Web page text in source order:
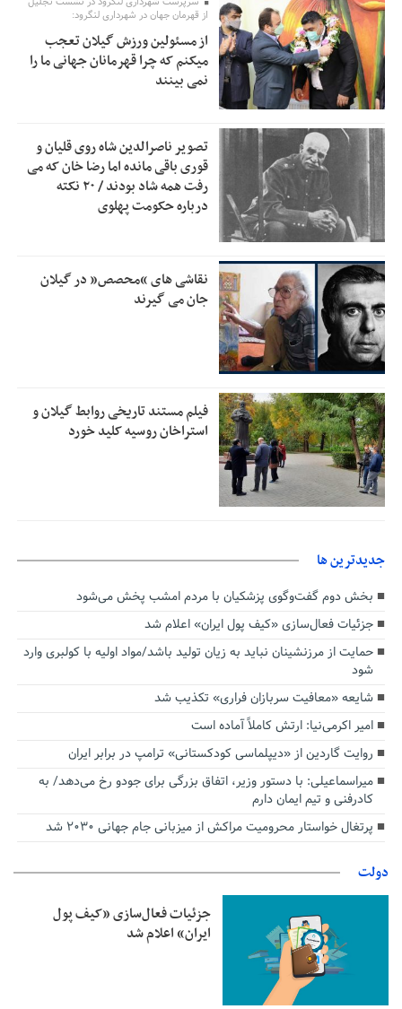
اولویت‌های گیلان پرداخت شود
2:53
زمان جلسه سرنوشت‌ساز هیات رئیسه فدراسیون فوتبال با حضور
قلعه‌نویی مشخص شد
2:50
دفتر رهبر انقلاب: مطالب خارج از مراجع رسمی فاقد سندیت
2:46
بقائی: فضای مذاکرات فنی و سیاسی ایران و عمان درباره تنگه
هرمز، مثبت است
رئیس سازمان جهاد کشاورزی استان: کشاورزان گیلان نسبت به
دریافت یارانه کود اقدام کنند
1:00 تمدید مهلت اظهارنامه‌های مالیاتی سال ۱۴۰۴ تا پایان شهریورماه
از قهرمان جهان در شهرداری لنگرود:
از مسئولین ورزش گیلان تعجب
میکنم که چرا قهرمانان جهانی ما را
نمی بینند
تصویر ناصرالدین شاه روی قلیان و
قوری باقی مانده اما رضا خان که می
رفت همه شاد بودند / ۲۰ نکته
درباره حکومت پهلوی
نقاشی های “محصص” در گیلان
جان می گیرند
فیلم مستند تاریخی روابط گیلان و
استراخان روسیه کلید خورد
جديدترين ها
بخش دوم گفت‌وگوی پزشکیان با مردم امشب پخش می‌شود
جزئیات فعال‌سازی «کیف پول ایران» اعلام شد
حمایت از مرزنشینان نباید به زیان تولید باشد/مواد اولیه با کولبری وارد
شود
شایعه «معافیت سربازان فراری» تکذیب شد
امیر اکرمی‌نیا: ارتش کاملاً آماده است
روایت گاردین از «دیپلماسی کودکستانی» ترامپ در برابر ایران
میراسماعیلی: با دستور وزیر، اتفاق بزرگی برای جودو رخ می‌دهد/ به
کادرفنی و تیم ایمان دارم
پرتغال خواستار محرومیت مراکش از میزبانی جام جهانی ۲۰۳۰ شد
دولت
جزئیات فعال‌سازی «کیف پول
ایران» اعلام شد